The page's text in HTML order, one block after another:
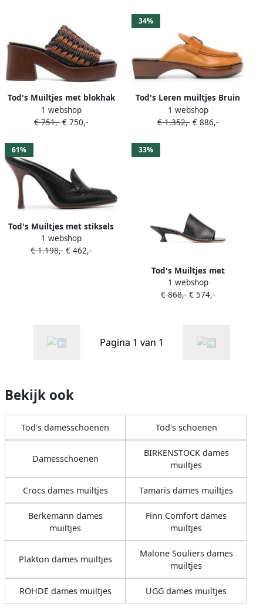
Tod's Muiltjes met blokhak
Bruin
1 webshop
€ 751,- € 750,-
34%
Tod's Leren muiltjes Bruin
1 webshop
€ 1.352,- € 886,-
61%
Tod's Muiltjes met stiksels
Zwart
1 webshop
€ 1.198,- € 462,-
33%
Tod's Muiltjes met
contrasterende stiksels
Zwart
1 webshop
€ 868,- € 574,-
Pagina 1 van 1
Bekijk ook
Tod's damesschoenen Tod's schoenen
Damesschoenen
BIRKENSTOCK dames
muiltjes
Crocs dames muiltjes Tamaris dames muiltjes
Berkemann dames
muiltjes
Finn Comfort dames
muiltjes
Plakton dames muiltjes
Malone Souliers dames
muiltjes
ROHDE dames muiltjes UGG dames muiltjes